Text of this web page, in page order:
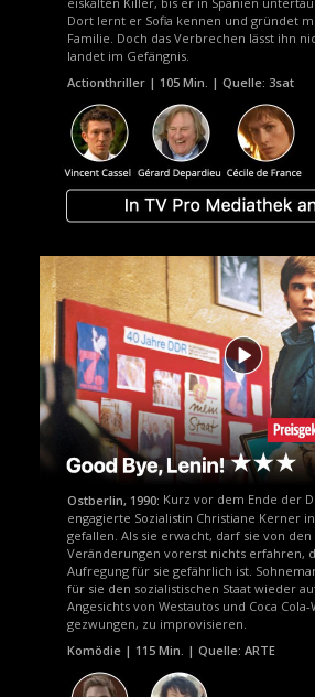
Dort lernt er Sofia kennen und gründet
Familie. Doch das Verbrechen lässt ihn
landet im Gefängnis.
Actionthriller | 105 Min. | Quelle: 3sat
Ostberlin, 1990: Kurz vor dem Ende der
engagierte Sozialistin Christiane Kerner
gefallen. Als sie erwacht, darf sie von
Veränderungen vorerst nichts erfahren,
Aufregung für sie gefährlich ist.
für sie den sozialistischen Staat wieder
Angesichts von Westautos und Coca
gezwungen, zu improvisieren.
Komödie | 115 Min. | Quelle: ARTE